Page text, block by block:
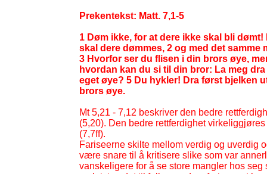
Prekentekst: Matt. 7,1-5
1 Døm ikke, for at dere ikke skal bli
skal dere dømmes, 2 og med det samme
3 Hvorfor ser du flisen i din brors øye,
hvordan kan du si til din bror: La meg
eget øye? 5 Du hykler! Dra først bjelken
brors øye.
Mt 5,21 - 7,12 beskriver den bedre
(5,20). Den bedre rettferdighet
(7,7ff).
Fariseerne skilte mellom verdig og uverdig
være snare til å kritisere slike som var
vanskeligere for å se store mangler hos